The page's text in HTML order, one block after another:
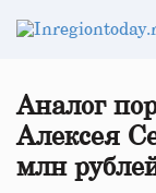
Аналог
Алексея
млн